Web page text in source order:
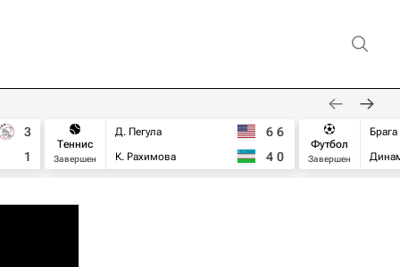
3
1
Теннис
Завершен
Д. Пегула
К. Рахимова
6 6
4 0
Футбол
Завершен
Брага